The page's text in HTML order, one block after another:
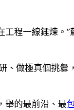
工程一線錘煉。”
、做極真個挑釁
舉的最前沿、最